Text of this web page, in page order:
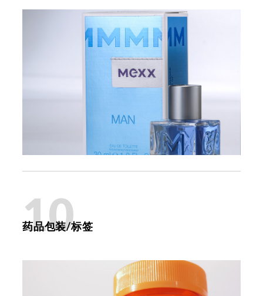
10
药品包装/标签